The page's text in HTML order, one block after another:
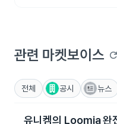
관련 마켓보이스 refresh
전체 공시 뉴스
유니켐의 Loomia 완